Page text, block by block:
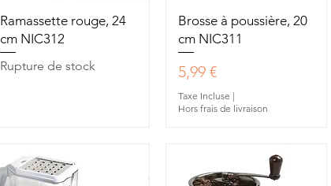
Aperçu rapide
Ramassette rouge, 24
cm NIC312
Rupture de stock
Aperçu rapide
Brosse à poussière, 20
cm NIC311
Prix
5,99 €
Taxe Incluse |
Hors frais de livraison